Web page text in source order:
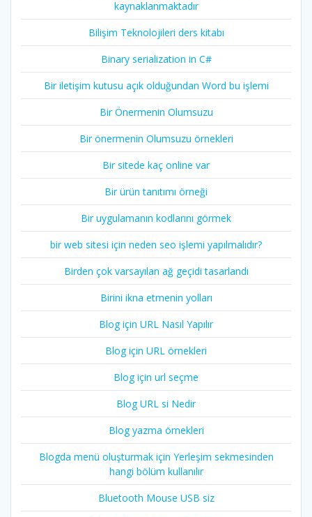
kaynaklanmaktadır
Bilişim Teknolojileri ders kitabı
Binary serialization in C#
Bir iletişim kutusu açık olduğundan Word bu işlemi
Bir Önermenin Olumsuzu
Bir önermenin Olumsuzu örnekleri
Bir sitede kaç online var
Bir ürün tanıtımı örneği
Bir uygulamanın kodlarını görmek
bir web sitesi için neden seo işlemi yapılmalıdır?
Birden çok varsayılan ağ geçidi tasarlandı
Birini ikna etmenin yolları
Blog için URL Nasıl Yapılır
Blog için URL örnekleri
Blog için url seçme
Blog URL si Nedir
Blog yazma örnekleri
Blogda menü oluşturmak için Yerleşim sekmesinden
hangi bölüm kullanılır
Bluetooth Mouse USB siz